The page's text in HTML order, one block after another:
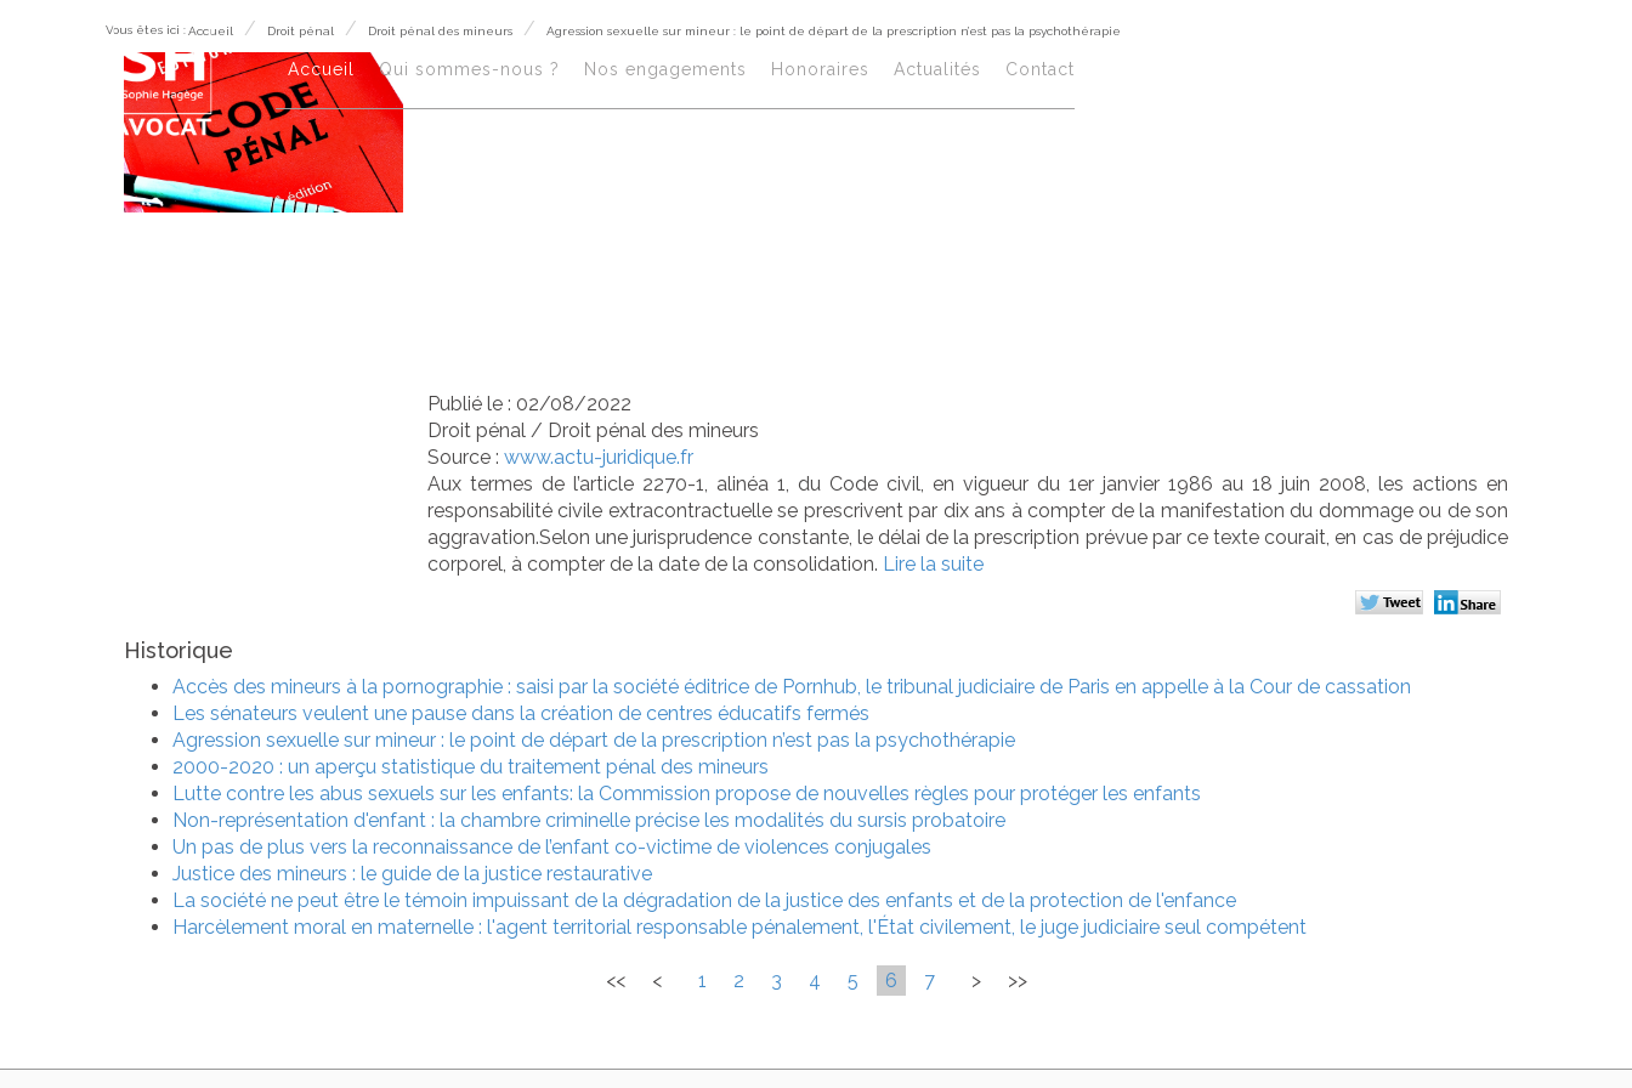
Accueil Qui sommes-nous ? Nos engagements Honoraires​ Actualités Contact
Vous êtes ici :Accueil Droit pénal Droit pénal des mineurs Agression sexuelle sur mineur : le point de départ de la prescription n’est pas la psychothérapie
Agression sexuelle sur mineur :
Publié le : 02/08/2022
Droit pénal / Droit pénal des mineurs
Source : www.actu-juridique.fr
Aux termes de l’article 2270-1, alinéa 1, du Code civil, en vigueur du 1er janvier 1986 au 18 juin 2008, les actions en
responsabilité civile extracontractuelle se prescrivent par dix ans à compter de la manifestation du dommage ou de son
aggravation.Selon une jurisprudence constante, le délai de la prescription prévue par ce texte courait, en cas de préjudice
corporel, à compter de la date de la consolidation. Lire la suite
Historique
Accès des mineurs à la pornographie : saisi par la société éditrice de Pornhub, le tribunal judiciaire de Paris en appelle à la Cour de cassation
Les sénateurs veulent une pause dans la création de centres éducatifs fermés
Agression sexuelle sur mineur : le point de départ de la prescription n’est pas la psychothérapie
2000-2020 : un aperçu statistique du traitement pénal des mineurs
Lutte contre les abus sexuels sur les enfants: la Commission propose de nouvelles règles pour protéger les enfants
Non-représentation d'enfant : la chambre criminelle précise les modalités du sursis probatoire
Un pas de plus vers la reconnaissance de l’enfant co-victime de violences conjugales
Justice des mineurs : le guide de la justice restaurative
La société ne peut être le témoin impuissant de la dégradation de la justice des enfants et de la protection de l'enfance
Harcèlement moral en maternelle : l'agent territorial responsable pénalement, l'État civilement, le juge judiciaire seul compétent
<< < 1 2 3 4 5 6 7 > >>